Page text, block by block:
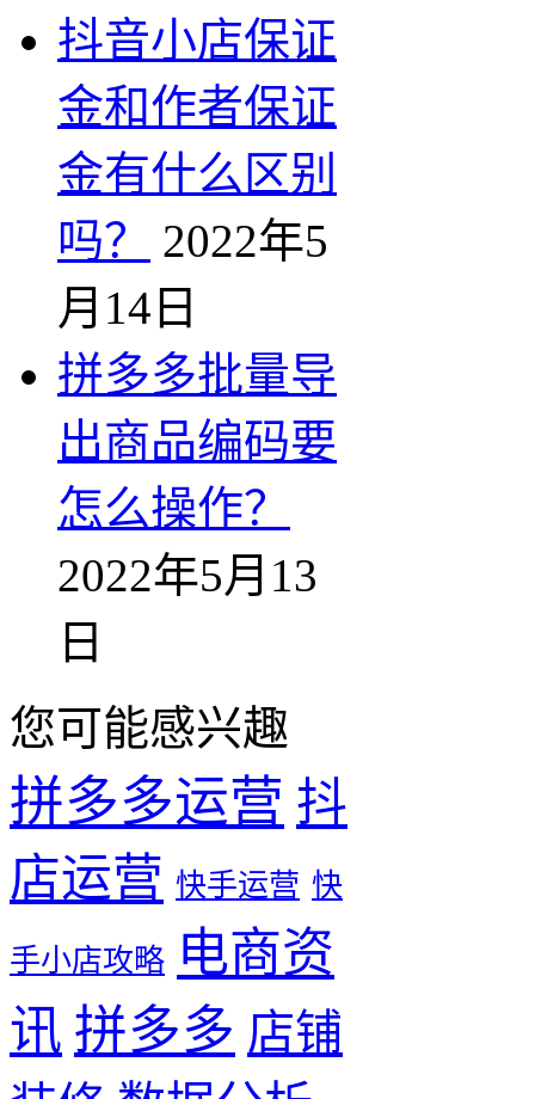
抖音小店保证
金和作者保证
金有什么区别
吗？
2022年5
月14日
拼多多批量导
出商品编码要
怎么操作？
2022年5月13
日
您可能感兴趣
拼多多运营 抖
店运营 快手运营 快
手小店攻略 电商资
讯 拼多多 店铺